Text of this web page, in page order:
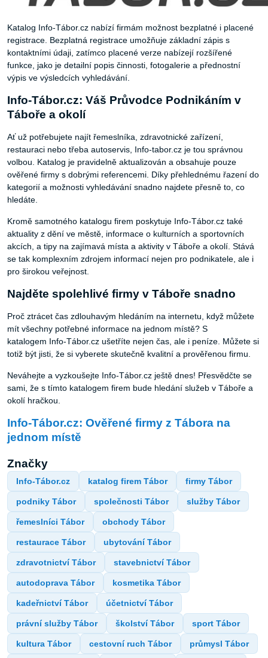
Katalog Info-Tábor.cz nabízí firmám možnost bezplatné i placené
registrace. Bezplatná registrace umožňuje základní zápis s
kontaktními údaji, zatímco placené verze nabízejí rozšířené
funkce, jako je detailní popis činnosti, fotogalerie a přednostní
výpis ve výsledcích vyhledávání.
Info-Tábor.cz: Váš Průvodce Podnikáním v
Táboře a okolí
Ať už potřebujete najít řemeslníka, zdravotnické zařízení,
restauraci nebo třeba autoservis, Info-tabor.cz je tou správnou
volbou. Katalog je pravidelně aktualizován a obsahuje pouze
ověřené firmy s dobrými referencemi. Díky přehlednému řazení do
kategorií a možnosti vyhledávání snadno najdete přesně to, co
hledáte.
Kromě samotného katalogu firem poskytuje Info-Tábor.cz také
aktuality z dění ve městě, informace o kulturních a sportovních
akcích, a tipy na zajímavá místa a aktivity v Táboře a okolí. Stává
se tak komplexním zdrojem informací nejen pro podnikatele, ale i
pro širokou veřejnost.
Najděte spolehlivé firmy v Táboře snadno
Proč ztrácet čas zdlouhavým hledáním na internetu, když můžete
mít všechny potřebné informace na jednom místě? S
katalogem Info-Tábor.cz ušetříte nejen čas, ale i peníze. Můžete si
totiž být jisti, že si vyberete skutečně kvalitní a prověřenou firmu.
Neváhejte a vyzkoušejte Info-Tábor.cz ještě dnes! Přesvědčte se
sami, že s tímto katalogem firem bude hledání služeb v Táboře a
okolí hračkou.
Info-Tábor.cz: Ověřené firmy z Tábora na
jednom místě
Značky
Info-Tábor.cz katalog firem Tábor firmy Tábor
podniky Tábor společnosti Tábor služby Tábor
řemeslníci Tábor obchody Tábor
restaurace Tábor ubytování Tábor
zdravotnictví Tábor stavebnictví Tábor
autodoprava Tábor kosmetika Tábor
kadeřnictví Tábor účetnictví Tábor
právní služby Tábor školství Tábor sport Tábor
kultura Tábor cestovní ruch Tábor průmysl Tábor